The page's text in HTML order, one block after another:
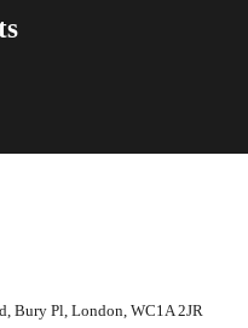
Bury Pl, London, WC1A 2JR